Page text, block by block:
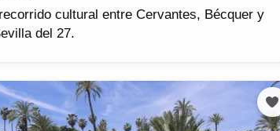
cultural entre Cervantes, Bécquer y
del 27.